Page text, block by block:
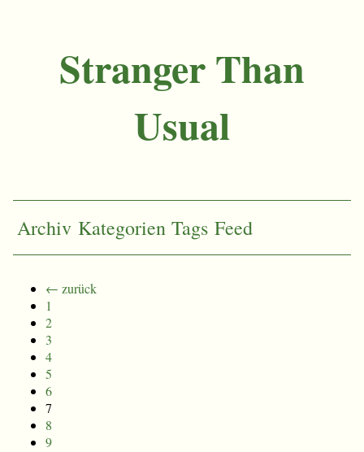
Stranger Than
Usual
Archiv Kategorien Tags Feed
← zurück
1
2
3
4
5
6
7
8
9